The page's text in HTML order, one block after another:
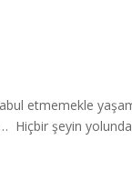
etmemekle
Hiçbir şeyin